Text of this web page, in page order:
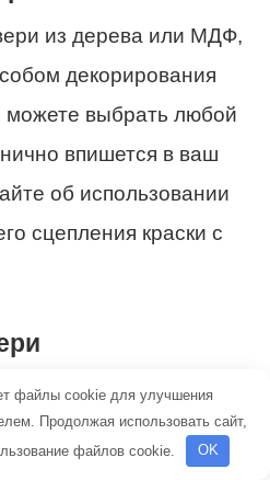
из дерева или МДФ,
декорирования
можете выбрать любой
впишется в ваш
об использовании
сцепления краски с
вариант — это
или самоклеящейся
различных рисунков
файлы cookie для улучшения
Продолжая использовать сайт,
файлов cookie.
OK